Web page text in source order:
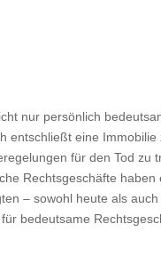
nur persönlich
entschließt eine Immobilie
für den Tod zu
Rechtsgeschäfte haben
– sowohl heute als
bedeutsame